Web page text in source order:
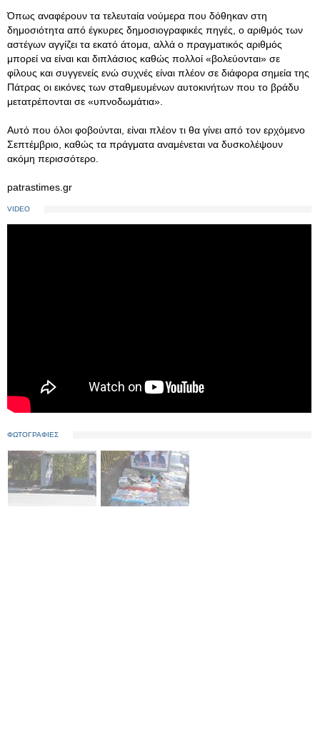
Όπως αναφέρουν τα τελευταία νούμερα που δόθηκαν στη
δημοσιότητα από έγκυρες δημοσιογραφικές πηγές, ο αριθμός των
αστέγων αγγίζει τα εκατό άτομα, αλλά ο πραγματικός αριθμός
μπορεί να είναι και διπλάσιος καθώς πολλοί «βολεύονται» σε
φίλους και συγγενείς ενώ συχνές είναι πλέον σε διάφορα σημεία της
Πάτρας οι εικόνες των σταθμευμένων αυτοκινήτων που το βράδυ
μετατρέπονται σε «υπνοδωμάτια».
Αυτό που όλοι φοβούνται, είναι πλέον τι θα γίνει από τον ερχόμενο
Σεπτέμβριο, καθώς τα πράγματα αναμένεται να δυσκολέψουν
ακόμη περισσότερο.
patrastimes.gr
VIDEO
ΦΩΤΟΓΡΑΦΙΕΣ